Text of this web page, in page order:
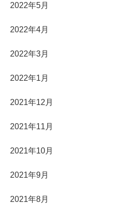
2022年5月
2022年4月
2022年3月
2022年1月
2021年12月
2021年11月
2021年10月
2021年9月
2021年8月